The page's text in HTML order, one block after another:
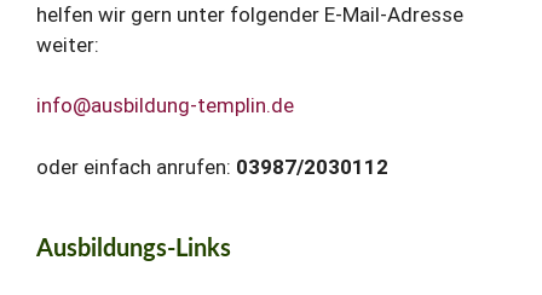
helfen wir gern unter folgender E-Mail-Adresse
weiter:
info@ausbildung-templin.de
oder einfach anrufen: 03987/2030112
Ausbildungs-Links